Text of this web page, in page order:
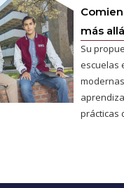
más allá
Su
escuelas
prácticas